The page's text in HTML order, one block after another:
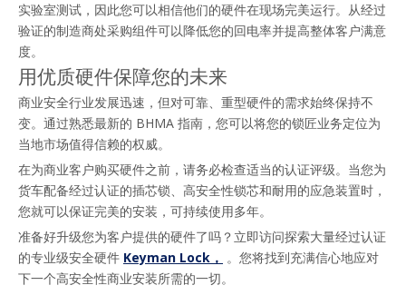
实验室测试，因此您可以相信他们的硬件在现场完美运行。从经过
验证的制造商处采购组件可以降低您的回电率并提高整体客户满意
度。
用优质硬件保障您的未来
商业安全行业发展迅速，但对可靠、重型硬件的需求始终保持不
变。通过熟悉最新的 BHMA 指南，您可以将您的锁匠业务定位为
当地市场值得信赖的权威。
在为商业客户购买硬件之前，请务必检查适当的认证评级。当您为
货车配备经过认证的插芯锁、高安全性锁芯和耐用的应急装置时，
您就可以保证完美的安装，可持续使用多年。
准备好升级您为客户提供的硬件了吗？立即访问探索大量经过认证
的专业级安全硬件 Keyman Lock， 。您将找到充满信心地应对
下一个高安全性商业安装所需的一切。